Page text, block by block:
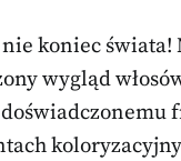
koniec
wygląd